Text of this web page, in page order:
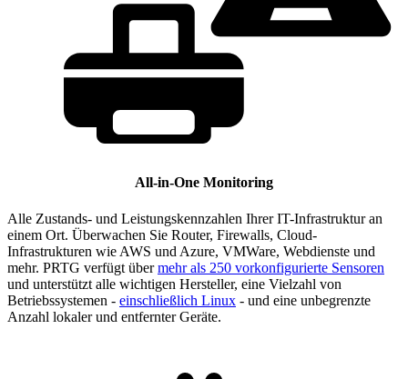
All-in-One Monitoring
Alle Zustands- und Leistungskennzahlen Ihrer IT-Infrastruktur an
einem Ort. Überwachen Sie Router, Firewalls, Cloud-
Infrastrukturen wie AWS und Azure, VMWare, Webdienste und
mehr. PRTG verfügt übermehr als 250 vorkonfigurierte Sensoren
und unterstützt alle wichtigen Hersteller, eine Vielzahl von
Betriebssystemen - einschließlich Linux - und eine unbegrenzte
Anzahl lokaler und entfernter Geräte.